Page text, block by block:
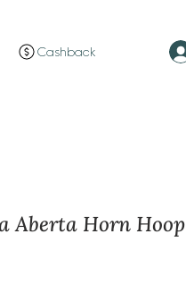
Cashback
Aberta Horn Hoop